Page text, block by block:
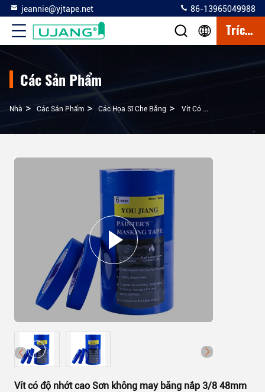
jeannie@yjtape.net 86-13965049988
Trích Dẫn
Các Sản Phẩm
Nhà > Các Sản Phẩm > Các Họa Sĩ Che Băng > Vít Có Độ Nhớt Cao Sơn Không May Băng Nắp 3/8 48mm
Vít có độ nhớt cao Sơn không may băng nắp 3/8 48mm